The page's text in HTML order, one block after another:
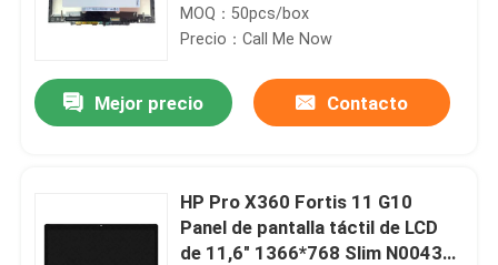
Chromebook 500E Gen3 AMD
MOQ：50pcs/box
Precio：Call Me Now
Mejor precio Contacto
HP Pro X360 Fortis 11 G10
Panel de pantalla táctil de LCD
de 11,6" 1366*768 Slim N00430-